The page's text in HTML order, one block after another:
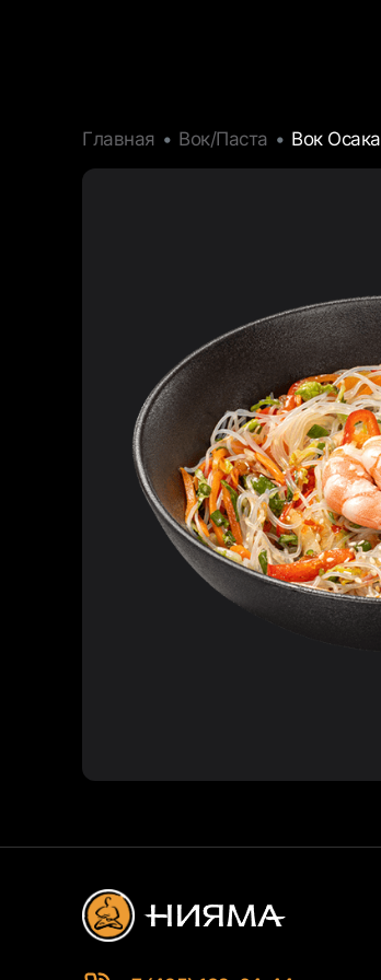
Главная Вок/Паста Вок Осака